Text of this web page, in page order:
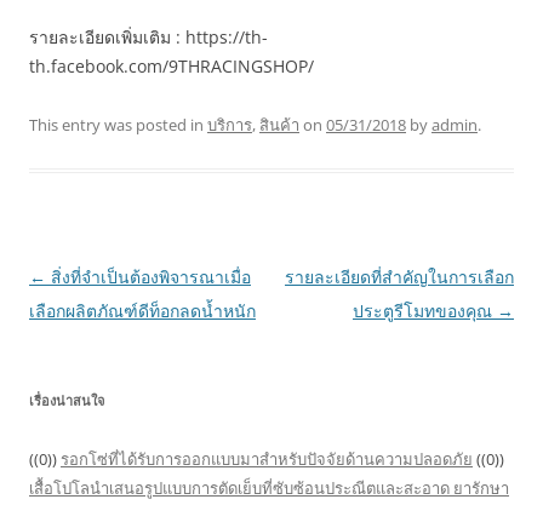
รายละเอียดเพิ่มเติม : https://th-
th.facebook.com/9THRACINGSHOP/
This entry was posted in บริการ, สินค้า on 05/31/2018 byadmin.
Post
navigation
← สิ่งที่จำเป็นต้องพิจารณาเมื่อ
เลือกผลิตภัณฑ์ดีท็อกลดน้ำหนัก
รายละเอียดที่สำคัญในการเลือก
ประตูรีโมทของคุณ →
เรื่องน่าสนใจ
((0)) รอกโซ่ที่ได้รับการออกแบบมาสำหรับปัจจัยด้านความปลอดภัย ((0))
เสื้อโปโลนำเสนอรูปแบบการตัดเย็บที่ซับซ้อนประณีตและสะอาด ยารักษา